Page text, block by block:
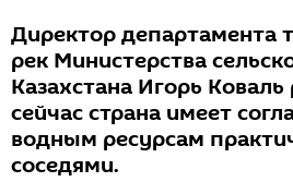
Директор департамента
рек Министерства
Казахстана Игорь Коваль
сейчас страна имеет
водным ресурсам
соседями.